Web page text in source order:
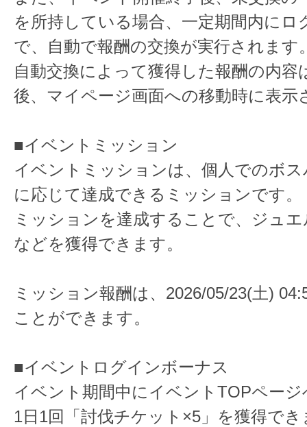
を所持している場合、一定期間内にロ
で、自動で報酬の交換が実行されます
自動交換によって獲得した報酬の内容
後、マイページ画面への移動時に表示
■イベントミッション
イベントミッションは、個人でのボ
に応じて達成できるミッションです。
ミッションを達成することで、ジュ
などを獲得できます。
ミッション報酬は、2026/05/23(土)
ことができます。
■イベントログインボーナス
イベント期間中にイベントTOPペー
1日1回「討伐チケット×5」を獲得でき